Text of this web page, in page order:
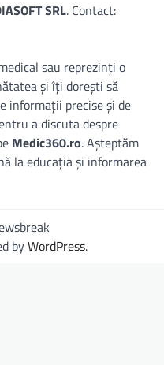
SRL. Contact:
sau reprezinți o
și îți dorești să
informații precise și de
a discuta despre
Medic360.ro. Așteptăm
la educația și informarea
byWordPress.